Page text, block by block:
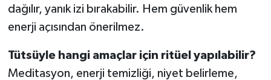
dağılır, yanık izi bırakabilir. Hem güvenlik hem
enerji açısından önerilmez.
Tütsüyle hangi amaçlar için ritüel yapılabilir?
Meditasyon, enerji temizliği, niyet belirleme,